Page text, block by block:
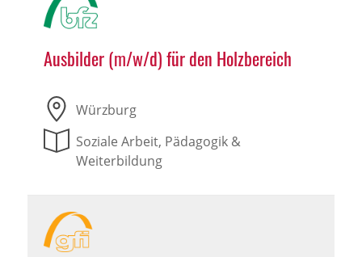
Ausbilder (m/w/d) für den Holzbereich
Würzburg
Soziale Arbeit, Pädagogik &
Weiterbildung